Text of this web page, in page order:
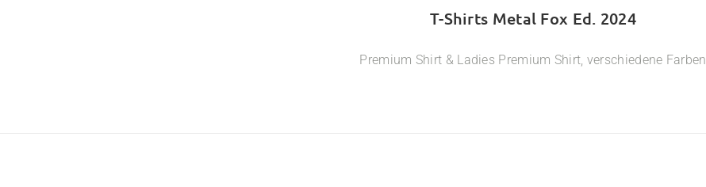
T-Shirts Metal Fox Ed. 2024
Premium Shirt & Ladies Premium Shirt, verschiedene Farben